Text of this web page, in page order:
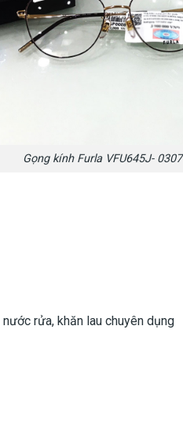
Gọng kính Furla VFU645J- 0307
rửa, khăn lau chuyên dụng